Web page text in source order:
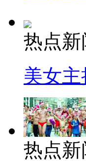
热点新
美女
热点新